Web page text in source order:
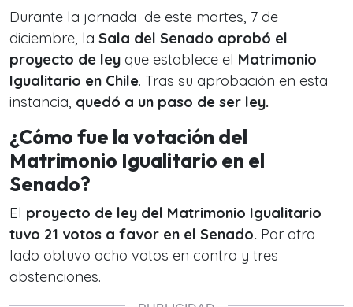
Durante la jornada de este martes, 7 de
diciembre, la Sala del Senado aprobó el
proyecto de ley que establece el Matrimonio
Igualitario en Chile. Tras su aprobación en esta
instancia, quedó a un paso de ser ley.
¿Cómo fue la votación del
Matrimonio Igualitario en el
Senado?
El proyecto de ley del Matrimonio Igualitario
tuvo 21 votos a favor en el Senado. Por otro
lado obtuvo ocho votos en contra y tres
abstenciones.